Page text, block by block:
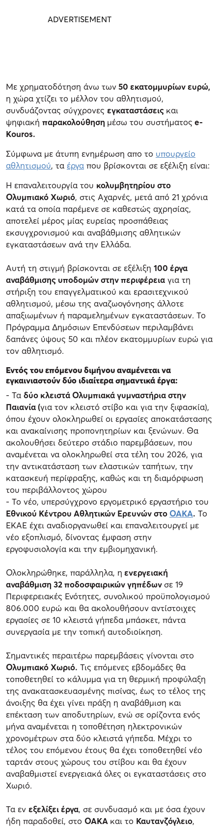
Με χρηματοδότηση άνω των50 εκατομμυρίων ευρώ,
η χώρα χτίζει το μέλλον του αθλητισμού,
συνδυάζοντας σύγχρονες εγκαταστάσεις και
ψηφιακή παρακολούθηση μέσω του συστήματος e-
Kouros.
Σύμφωνα με άτυπη ενημέρωση απο το υπουργείο
αθλητισμού, τα έργα που βρίσκονται σε εξέλιξη είναι:
Η επαναλειτουργία του κολυμβητηρίου στο
Ολυμπιακό Χωριό, στις Αχαρνές, μετά από 21 χρόνια
κατά τα οποία παρέμενε σε καθεστώς αχρησίας,
αποτελεί μέρος μίας ευρείας προσπάθειας
εκσυγχρονισμού και αναβάθμισης αθλητικών
εγκαταστάσεων ανά την Ελλάδα.
Αυτή τη στιγμή βρίσκονται σε εξέλιξη 100 έργα
αναβάθμισης υποδομών στην περιφέρεια για τη
στήριξη του επαγγελματικού και ερασιτεχνικού
αθλητισμού, μέσω της αναζωογόνησης άλλοτε
απαξιωμένων ή παραμελημένων εγκαταστάσεων. Το
Πρόγραμμα Δημόσιων Επενδύσεων περιλαμβάνει
δαπάνες ύψους 50 και πλέον εκατομμυρίων ευρώ για
τον αθλητισμό.
Εντός του επόμενου διμήνου αναμένεται να
εγκαινιαστούν δύο ιδιαίτερα σημαντικά έργα:
- Τα δύο κλειστά Ολυμπιακά γυμναστήρια στην
Παιανία (για τον κλειστό στίβο και για την ξιφασκία),
όπου έχουν ολοκληρωθεί οι εργασίες αποκατάστασης
και ανακαίνισης προπονητηρίων και ξενώνων. Θα
ακολουθήσει δεύτερο στάδιο παρεμβάσεων, που
αναμένεται να ολοκληρωθεί στα τέλη του 2026, για
την αντικατάσταση των ελαστικών ταπήτων, την
κατασκευή περίφραξης, καθώς και τη διαμόρφωση
του περιβάλλοντος χώρου
- Το νέο, υπερσύγχρονο εργομετρικό εργαστήριο του
Εθνικού Κέντρου Αθλητικών Ερευνών στοΟΑΚΑ. Το
ΕΚΑΕ έχει αναδιοργανωθεί και επαναλειτουργεί με
νέο εξοπλισμό, δίνοντας έμφαση στην
εργοφυσιολογία και την εμβιομηχανική.
Ολοκληρώθηκε, παράλληλα, η ενεργειακή
αναβάθμιση 32 ποδοσφαιρικών γηπέδωνσε 19
Περιφερειακές Ενότητες, συνολικού προϋπολογισμού
806.000 ευρώ και θα ακολουθήσουν αντίστοιχες
εργασίες σε 10 κλειστά γήπεδα μπάσκετ, πάντα
συνεργασία με την τοπική αυτοδιοίκηση.
Σημαντικές περαιτέρω παρεμβάσεις γίνονται στο
Ολυμπιακό Χωριό. Τις επόμενες εβδομάδες θα
τοποθετηθεί το κάλυμμα για τη θερμική προφύλαξη
της ανακατασκευασμένης πισίνας, έως το τέλος της
άνοιξης θα έχει γίνει πράξη η αναβάθμιση και
επέκταση των αποδυτηρίων, ενώ σε ορίζοντα ενός
μήνα αναμένεται η τοποθέτηση ηλεκτρονικών
χρονομέτρων στα δύο κλειστά γήπεδα. Μέχρι το
τέλος του επόμενου έτους θα έχει τοποθετηθεί νέο
ταρτάν στους χώρους του στίβου και θα έχουν
αναβαθμιστεί ενεργειακά όλες οι εγκαταστάσεις στο
Χωριό.
Τα εν εξελίξει έργα, σε συνδυασμό και με όσα έχουν
ήδη παραδοθεί, στο ΟΑΚΑ και το Καυτανζόγλειο,